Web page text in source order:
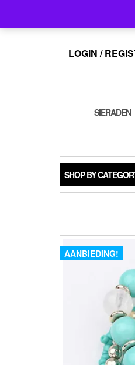
the
LOGIN /
SIERADEN
SHOP BY
AANBIEDING!